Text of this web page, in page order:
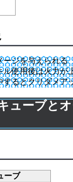
ージを与えられる
ル使用後は火力が
するとクリダメア
ューブと
ーブ